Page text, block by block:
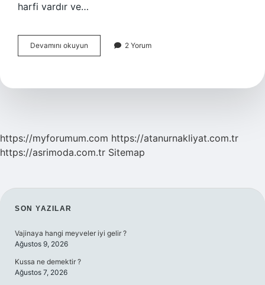
harfi vardır ve…
Devamını okuyun
Mi
2 Yorum
https://myforumum.com https://atanurnakliyat.com.tr
https://asrimoda.com.tr Sitemap
SIDEBAR
SON YAZILAR
Vajinaya hangi meyveler iyi gelir ?
Ağustos 9, 2026
Kussa ne demektir ?
Ağustos 7, 2026